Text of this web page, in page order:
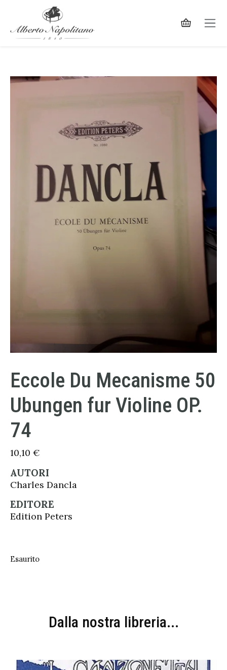
Eccole Du Mecanisme 50
Ubungen fur Violine OP.
74
10,10 €
AUTORI
Charles Dancla
EDITORE
Edition Peters
Esaurito
Dalla nostra libreria...